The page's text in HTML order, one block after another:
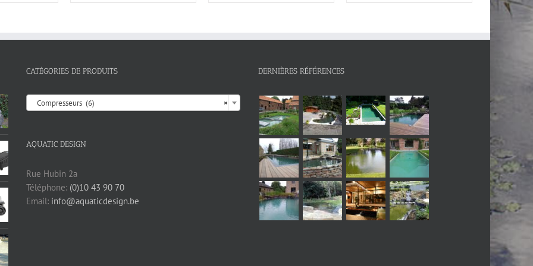
CATÉGORIES DE PRODUITS
×
Compresseurs (6)
AQUATIC DESIGN
Rue Hubin 2a
Téléphone: (0)10 43 90 70
Email: info@aquaticdesign.be
DERNIÈRES RÉFÉRENCES